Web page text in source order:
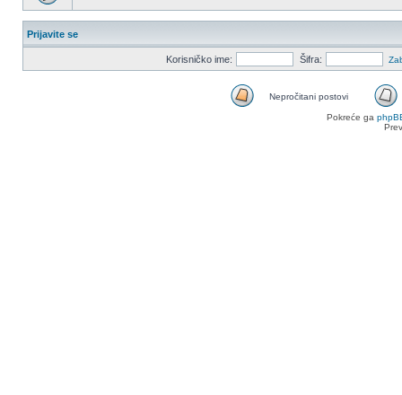
Prijavite se
Korisničko ime: Šifra:
Nepročitani postovi
Pokreće ga